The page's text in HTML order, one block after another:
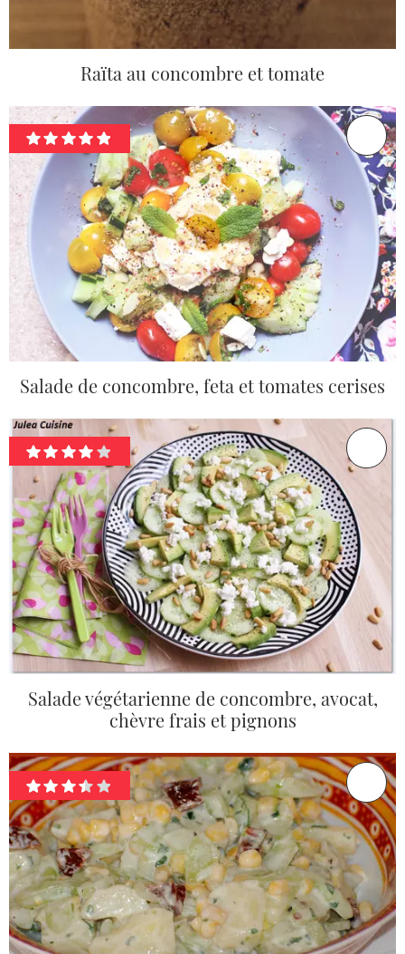
Raïta au concombre et tomate
Salade de concombre, feta et tomates cerises
Salade végétarienne de concombre, avocat,
chèvre frais et pignons